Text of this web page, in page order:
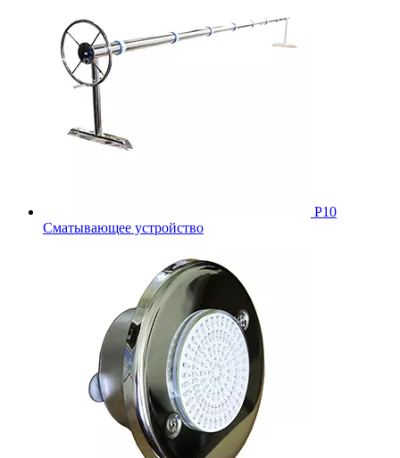
Р10
Сматывающее устройство